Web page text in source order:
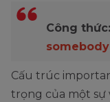
Công thức:
Cấu trúc
trọng của một sự